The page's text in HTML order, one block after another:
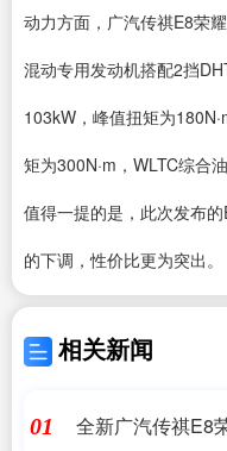
动力方面，广汽传祺E8荣
混动专用发动机搭配2挡
103kW，峰值扭矩为
矩为300N·m，WLTC综合
值得一提的是，此次发布
的下调，性价比更为突出。
相关新闻
01
全新广汽传祺E8